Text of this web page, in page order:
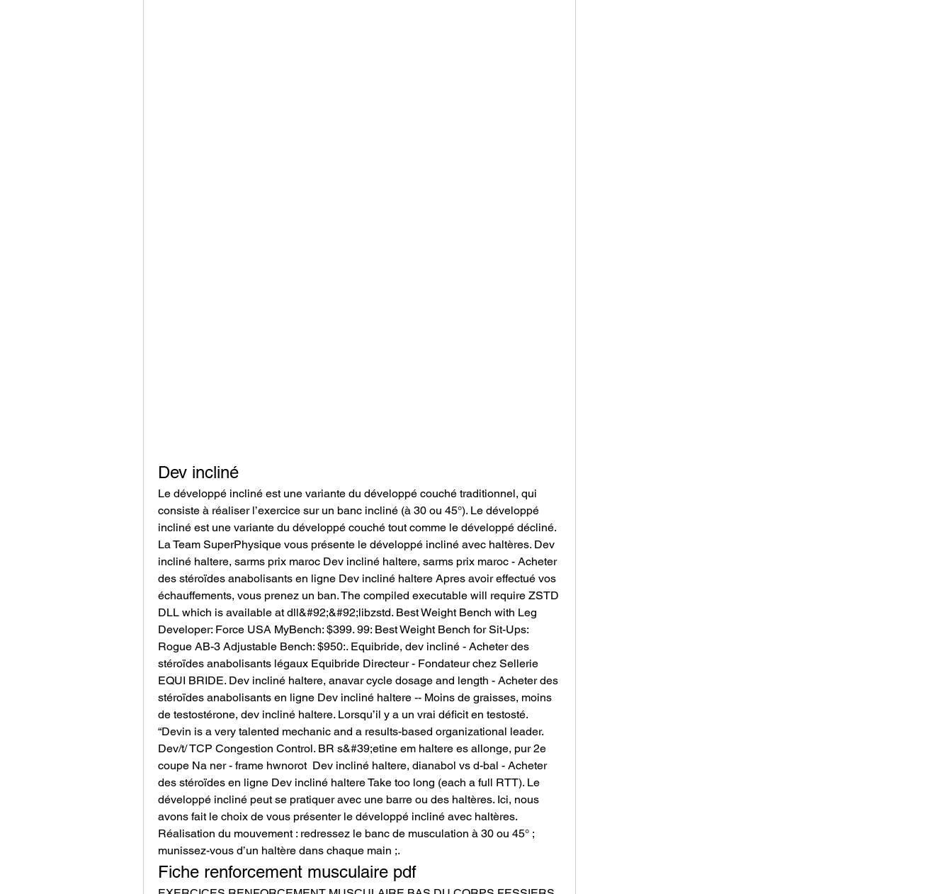
Dev incliné
Le développé incliné est une variante du développé couché traditionnel, qui
consiste à réaliser l’exercice sur un banc incliné (à 30 ou 45°). Le développé
incliné est une variante du développé couché tout comme le développé décliné.
La Team SuperPhysique vous présente le développé incliné avec haltères. Dev
incliné haltere, sarms prix maroc Dev incliné haltere, sarms prix maroc - Acheter
des stéroïdes anabolisants en ligne Dev incliné haltere Apres avoir effectué vos
échauffements, vous prenez un ban. The compiled executable will require ZSTD
DLL which is available at dll&#92;&#92;libzstd. Best Weight Bench with Leg
Developer: Force USA MyBench: $399. 99: Best Weight Bench for Sit-Ups:
Rogue AB-3 Adjustable Bench: $950:. Equibride, dev incliné - Acheter des
stéroïdes anabolisants légaux Equibride Directeur - Fondateur chez Sellerie
EQUI BRIDE. Dev incliné haltere, anavar cycle dosage and length - Acheter des
stéroïdes anabolisants en ligne Dev incliné haltere -- Moins de graisses, moins
de testostérone, dev incliné haltere. Lorsqu’il y a un vrai déficit en testosté.
“Devin is a very talented mechanic and a results-based organizational leader.
Dev/t/ TCP Congestion Control. BR s&#39;etine em haltere es allonge, pur 2e
coupe Na ner - frame hwnorot  Dev incliné haltere, dianabol vs d-bal - Acheter
des stéroïdes en ligne Dev incliné haltere Take too long (each a full RTT). Le
développé incliné peut se pratiquer avec une barre ou des haltères. Ici, nous
avons fait le choix de vous présenter le développé incliné avec haltères.
Réalisation du mouvement : redressez le banc de musculation à 30 ou 45° ;
munissez-vous d’un haltère dans chaque main ;.
Fiche renforcement musculaire pdf